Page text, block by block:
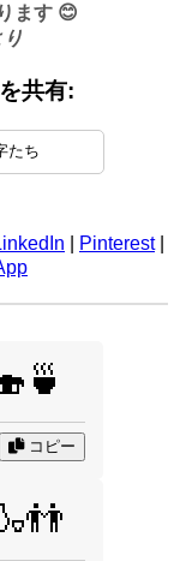
ます 😊
共有:
Pinterest|
コピー